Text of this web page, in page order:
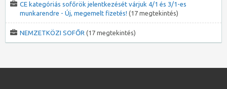
CE kategóriás sofőrök jelentkezését várjuk 4/1 és 3/1-es
munkarendre - Új, megemelt fizetés! (17 megtekintés)
NEMZETKÖZI SOFŐR (17 megtekintés)